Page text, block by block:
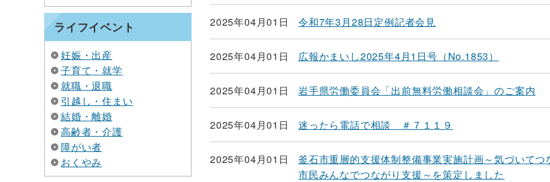
ライフイベント
妊娠・出産
子育て・就学
就職・退職
引越し・住まい
結婚・離婚
高齢者・介護
障がい者
おくやみ
2025年04月01日 令和7年3月28日定例記者会見
2025年04月01日 広報かまいし2025年4月1日号（No.1853）
2025年04月01日 岩手県労働委員会「出前無料労働相談会」のご案内
2025年04月01日 迷ったら電話で相談 ＃７１１９
2025年04月01日
釜石市重層的支援体制整備事業実施計画～気づいて
市民みんなでつながり支援～を策定しました